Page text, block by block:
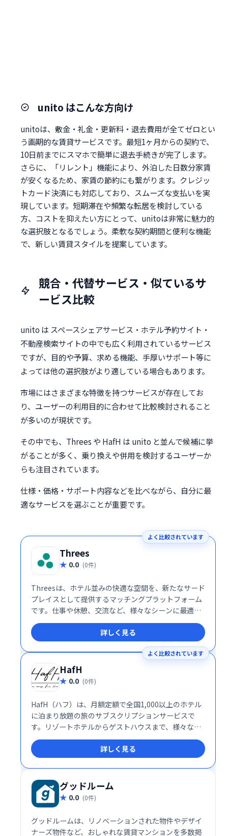
unito はこんな方向け
unitoは、敷金・礼金・更新料・退去費用が全てゼロとい
う画期的な賃貸サービスです。最短1ヶ月からの契約で、
10日前までにスマホで簡単に退去手続きが完了します。
さらに、「リレント」機能により、外泊した日数分家賃
が安くなるため、家賃の節約にも繋がります。クレジッ
トカード決済にも対応しており、スムーズな支払いを実
現しています。短期滞在や頻繁な転居を検討している
方、コストを抑えたい方にとって、unitoは非常に魅力的
な選択肢となるでしょう。柔軟な契約期間と便利な機能
で、新しい賃貸スタイルを提案しています。
競合・代替サービス・似ているサ
ービス比較
unito は スペースシェアサービス・ホテル予約サイト・
不動産検索サイトの中でも広く利用されているサービス
ですが、目的や予算、求める機能、手厚いサポート等に
よっては他の選択肢がより適している場合もあります。
市場にはさまざまな特徴を持つサービスが存在してお
り、ユーザーの利用目的に合わせて比較検討されること
が多いのが現状です。
その中でも、Threes や HafH は unito と並んで候補に挙
がることが多く、乗り換えや併用を検討するユーザーか
らも注目されています。
仕様・価格・サポート内容などを比べながら、自分に最
適なサービスを選ぶことが重要です。
よく比較されています
Threes
0.0 (0件)
Threesは、ホテル並みの快適な空間を、新たなサード
プレイスとして提供するマッチングプラットフォーム
です。仕事や休憩、交流など、様々なシーンに最適な
空間を、あなたのニーズに合わせて見つけることがで
きます。多様な利用シーンに対応し、快適で生産性の
高い時間をサポートします。
詳しく見る
よく比較されています
HafH
0.0 (0件)
HafH（ハフ）は、月額定額で全国1,000以上のホテル
に泊まり放題の旅のサブスクリプションサービスで
す。リゾートホテルからゲストハウスまで、様々な宿
泊施設を自由に選べます。普段使いの気分転換や特別
な旅行まで、手軽にホテルステイを楽しみたい方にお
すすめです。話題のホテルも続々追加中！
詳しく見る
グッドルーム
0.0 (0件)
グッドルームは、リノベーションされた物件やデザイ
ナーズ物件など、おしゃれな賃貸マンションを多数掲